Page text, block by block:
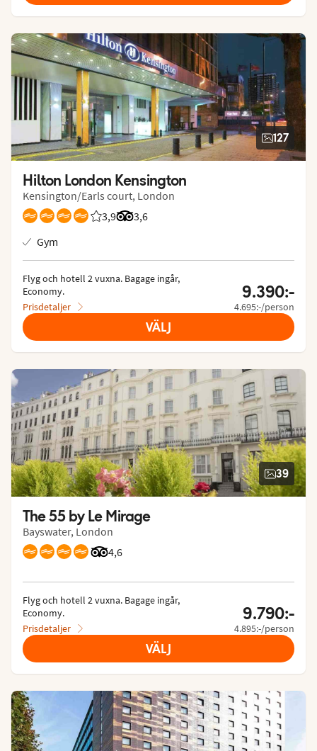
127
Hilton London Kensington
Kensington/Earls court, London
3,9
Betyg från Vings gäster: 3.917/5
3,6
Betyg från Tripadvisor: 3.6 of 5
Gym
Flyg och hotell 2 vuxna. Bagage ingår,
Economy.
Prisdetaljer
9.390:-
4.695:-/person
VÄLJ
39
The 55 by Le Mirage
Bayswater, London
4,6
Betyg från Tripadvisor: 4.6 of 5
Flyg och hotell 2 vuxna. Bagage ingår,
Economy.
Prisdetaljer
9.790:-
4.895:-/person
VÄLJ